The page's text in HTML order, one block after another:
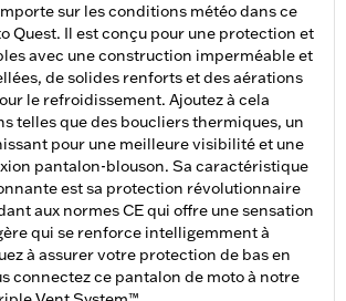
sur les conditions météo dans ce
Quest. Il est conçu pour une protection et
avec une construction imperméable et
de solides renforts et des aérations
le refroidissement. Ajoutez à cela
telles que des boucliers thermiques, un
pour une meilleure visibilité et une
pantalon-blouson. Sa caractéristique
est sa protection révolutionnaire
aux normes CE qui offre une sensation
qui se renforce intelligemment à
à assurer votre protection de bas en
connectez ce pantalon de moto à notre